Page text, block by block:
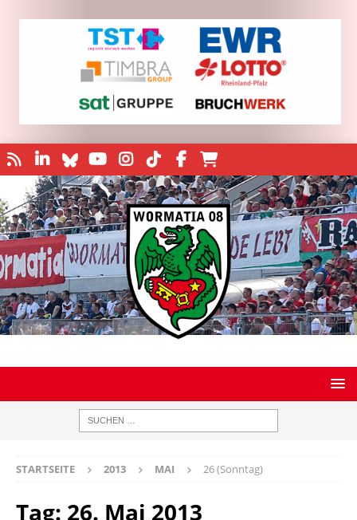
STARTSEITE 2013 MAI 26 (Sonntag)
Tag: 26. Mai 2013